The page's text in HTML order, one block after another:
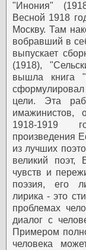
"Инония"
Весной 1918
Москву. Там
вобравший в
выпускает
(1918),
вышла книга
сформулировал
цели. Эта
имажинистов,
1918-1919
произведения
из лучших
великий поэт,
чувств и
поэзия, его
лирика - это
проблемах
диалог с
Примером
человека